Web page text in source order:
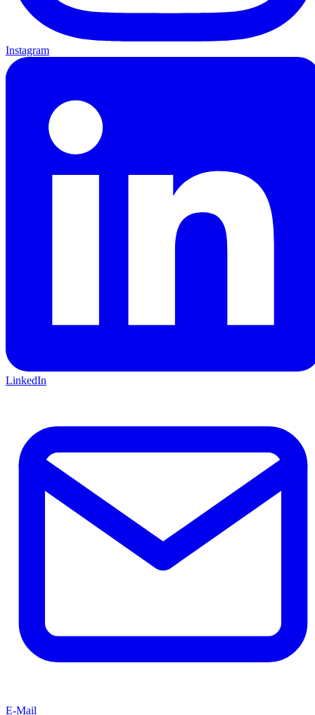
Instagram
LinkedIn
E-Mail